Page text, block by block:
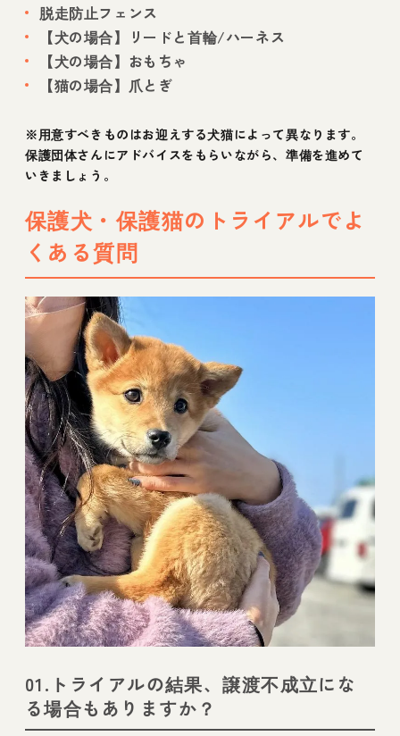
脱走防止フェンス
【犬の場合】リードと首輪/ハーネス
【犬の場合】おもちゃ
【猫の場合】爪とぎ
※用意すべきものはお迎えする犬猫によって異なります。
保護団体さんにアドバイスをもらいながら、準備を進めて
いきましょう。
保護犬・保護猫のトライアルでよ
くある質問
01.トライアルの結果、譲渡不成立にな
る場合もありますか？